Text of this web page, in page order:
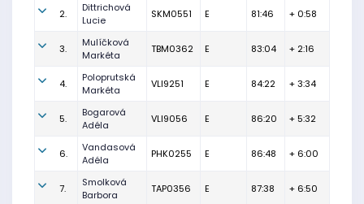
2.
Dittrichová
Lucie
SKM0551 E 81:46 + 0:58
3.
Mulíčková
Markéta
TBM0362 E 83:04 + 2:16
4.
Poloprutská
Markéta
VLI9251 E 84:22 + 3:34
5.
Bogarová
Adéla
VLI9056 E 86:20 + 5:32
6.
Vandasová
Adéla
PHK0255 E 86:48 + 6:00
7.
Smolková
Barbora
TAP0356 E 87:38 + 6:50